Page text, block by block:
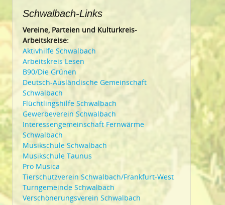
Schwalbach-Links
Vereine, Parteien und Kulturkreis-
Arbeitskreise:
Aktivhilfe Schwalbach
Arbeitskreis Lesen
B90/Die Grünen
Deutsch-Ausländische Gemeinschaft
Schwalbach
Flüchtlingshilfe Schwalbach
Gewerbeverein Schwalbach
Interessengemeinschaft Fernwärme
Schwalbach
Musikschule Schwalbach
Musikschule Taunus
Pro Musica
Tierschutzverein Schwalbach/Frankfurt-West
Turngemeinde Schwalbach
Verschönerungsverein Schwalbach